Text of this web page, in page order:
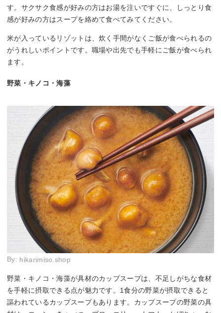
す。サクサク食感が好みの方はお湯を注いですぐに、しっとり食
感が好みの方はスープを絡めて食べてみてください。
米が入っているリゾットは、炊く手間がなくご飯が食べられるの
がうれしいポイントです。職場や出先でも手軽にご飯が食べられ
ます。
野菜・キノコ・海藻
By: hikarimiso.shop
野菜・キノコ・海藻が具材のカップスープは、不足しがちな食材
を手軽に摂取できる点が魅力です。1食分の野菜が摂取できると
謳われているカップスープもあります。カップスープの野菜の具